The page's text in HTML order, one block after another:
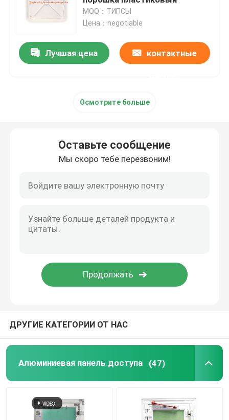
крышка стока пола
Стальной люк
Струбцина зажима весны
стальной канал
стальной провод
электронные запасные части
MOQ：ТИПСЫ
Цена：negotiable
Лучшая цена контактные
Осмотрите больше
Оставьте сообщение
Мы скоро тебе перезвоним!
ДРУГИЕ КАТЕГОРИИ ОТ НАС
Алюминиевая панель доступа (47)